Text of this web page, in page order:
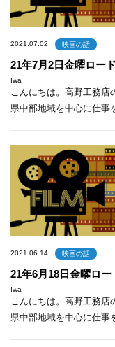
2021.07.02 映画の話
21年7月2日金曜ロー
Iwa
こんにちは。高野工務店
県中部地域を中心に仕事
2021.06.14 映画の話
21年6月18日金曜ロ
Iwa
こんにちは。高野工務店
県中部地域を中心に仕事